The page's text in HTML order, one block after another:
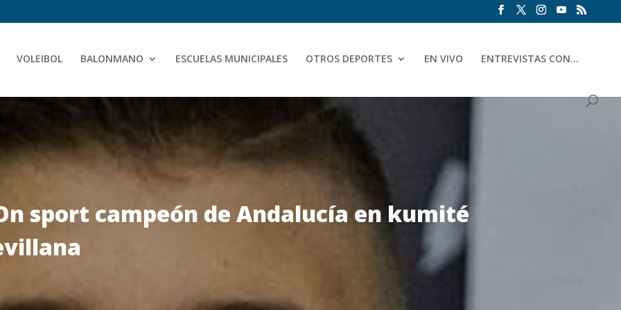
VOLEIBOL BALONMANO ESCUELAS MUNICIPALES OTROS DEPORTES EN VIVO ENTREVISTAS CON…
sport campeón de Andalucía en kumité